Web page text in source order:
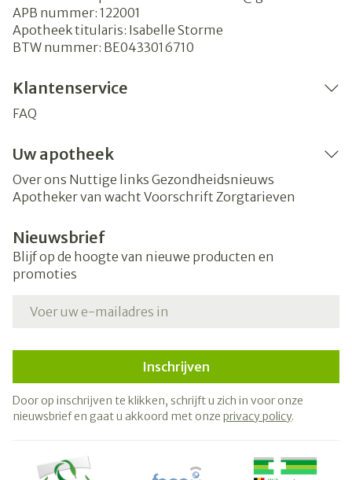
APB nummer: 122001
Apotheek titularis: Isabelle Storme
BTW nummer: BE0433016710
Klantenservice
FAQ
Uw apotheek
Over ons Nuttige links Gezondheidsnieuws
Apotheker van wacht Voorschrift Zorgtarieven
Nieuwsbrief
Blijf op de hoogte van nieuwe producten en
promoties
Inschrijven
Door op inschrijven te klikken, schrijft u zich in voor onze
nieuwsbrief en gaat u akkoord met onze privacy policy.